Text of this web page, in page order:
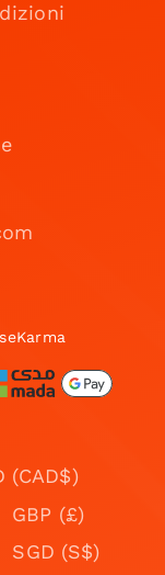
(CAD$)
GBP (£)
SGD (S$)